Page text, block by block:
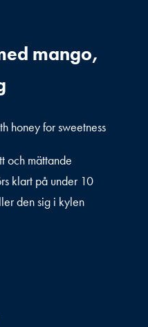
mango,
och mättande
klart på under 10
den sig i kylen